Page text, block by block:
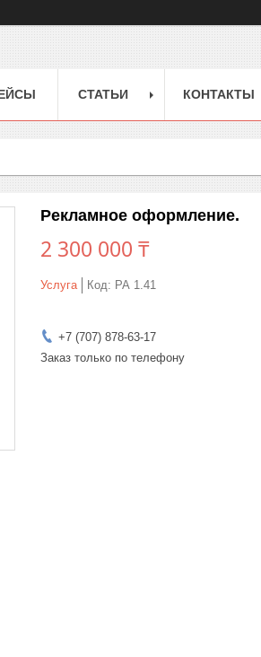
СТАТЬИ КОНТАКТЫ
Рекламное оформление.
2 300 000 ₸
Услуга Код: РА 1.41
+7 (707) 878-63-17
Заказ только по телефону